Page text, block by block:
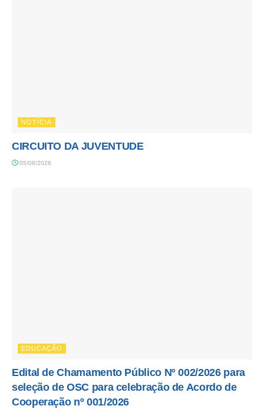
NOTÍCIA
CIRCUITO DA JUVENTUDE
05/08/2026
EDUCAÇÃO
Edital de Chamamento Público Nº 002/2026 para
seleção de OSC para celebração de Acordo de
Cooperação nº 001/2026